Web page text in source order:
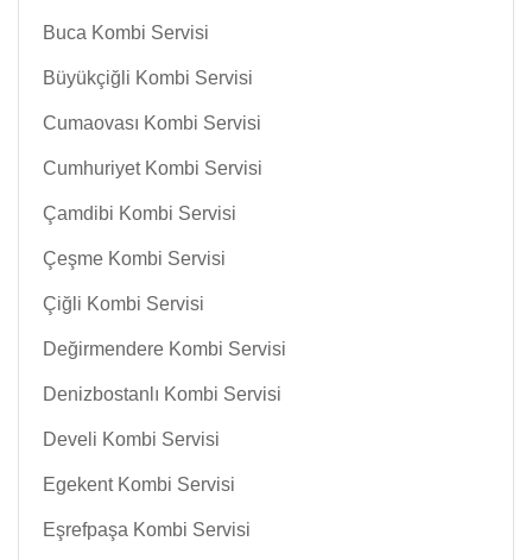
Buca Kombi Servisi
Büyükçiğli Kombi Servisi
Cumaovası Kombi Servisi
Cumhuriyet Kombi Servisi
Çamdibi Kombi Servisi
Çeşme Kombi Servisi
Çiğli Kombi Servisi
Değirmendere Kombi Servisi
Denizbostanlı Kombi Servisi
Develi Kombi Servisi
Egekent Kombi Servisi
Eşrefpaşa Kombi Servisi